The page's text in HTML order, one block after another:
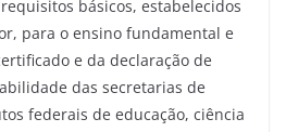
básicos, estabelecidos
para o ensino fundamental e
e da declaração de
das secretarias de
federais de educação, ciência